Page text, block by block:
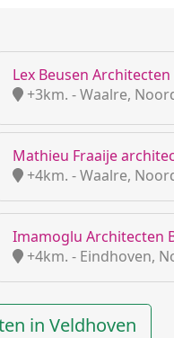
Lex Beusen Architecten
+3km. - Waalre,
Mathieu Fraaije
+4km. - Waalre,
Imamoglu Architecten
+4km. - Eindhoven,
in Veldhoven